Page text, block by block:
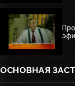
ОСНОВНАЯ